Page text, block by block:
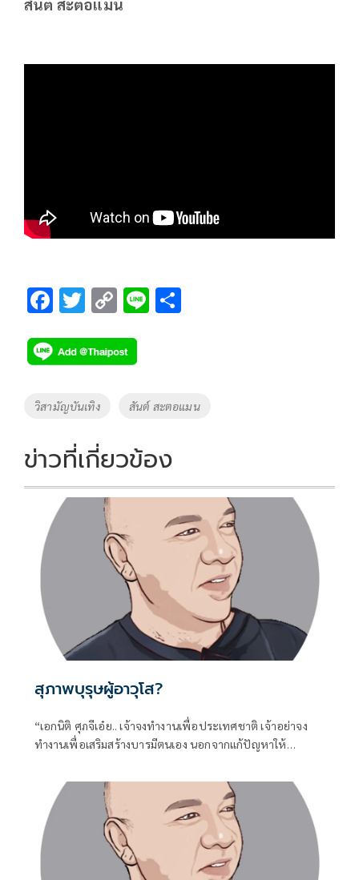
สันต์ สะตอแมน
F
e
b
o
k
T
tt
er
C
p
y
Li
k
Li
Tags
วิสามัญบันเทิง สันต์ สะตอแมน
ข่าวที่เกี่ยวข้อง
สุภาพบุรุษผู้อาวุโส?
“เอกนิติ ศุภจีเอ๋ย.. เจ้าจงทำงานเพื่อประเทศชาติ เจ้าอย่าจง
ทำงานเพื่อเสริมสร้างบารมีตนเอง นอกจากแก้ปัญหาให้
เจ้าทั้งสองท่าน